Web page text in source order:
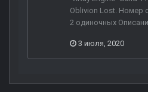
Oblivion Lost. Номер
2 одиночных
3 июля, 2020